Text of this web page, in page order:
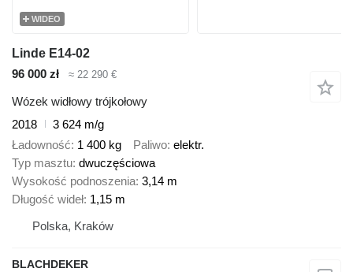
WIDEO
Linde E14-02
96 000 zł
≈ 22 290 €
Wózek widłowy trójkołowy
2018
3 624 m/g
Ładowność 1 400 kg Paliwo elektr.
Typ masztu dwuczęściowa
Wysokość podnoszenia 3,14 m
Długość wideł 1,15 m
Polska, Kraków
BLACHDEKER